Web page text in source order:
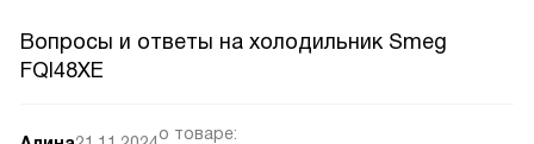
Вопросы и ответы на холодильник Smeg
FQI48XE
о товаре: